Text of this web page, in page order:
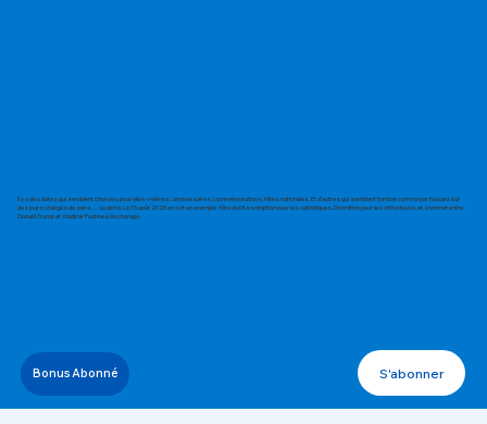
Il y a des dates qui semblent choisies pour elles-mêmes : anniversaires, commémorations, fêtes nationales. Et d’autres qui semblent tomber comme par hasard sur
des jours chargés de sens… ou de foi. Le 15 août 2025 en est un exemple : fête de l’Assomption pour les catholiques, Dormition pour les orthodoxes, et sommet entre
Donald Trump et Vladimir Poutine à Anchorage.
Bonus Abonné S'abonner